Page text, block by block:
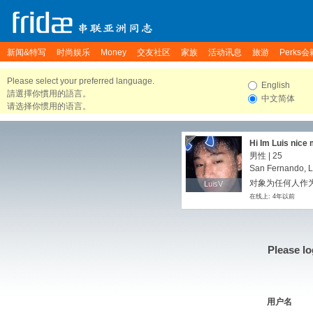
新闻&特写 时尚娱乐 Money 交友社区 家族 活动讯息 旅游 Perks会
Please select your preferred language.
請選擇你慣用的語言。
请选择你惯用的语言。
English
中文简体
LuisV
LuisV
Hi Im Luis nice
男性 | 25
San Fernando,
对象为任何人作
在线上: 4年以前
Please
用户名